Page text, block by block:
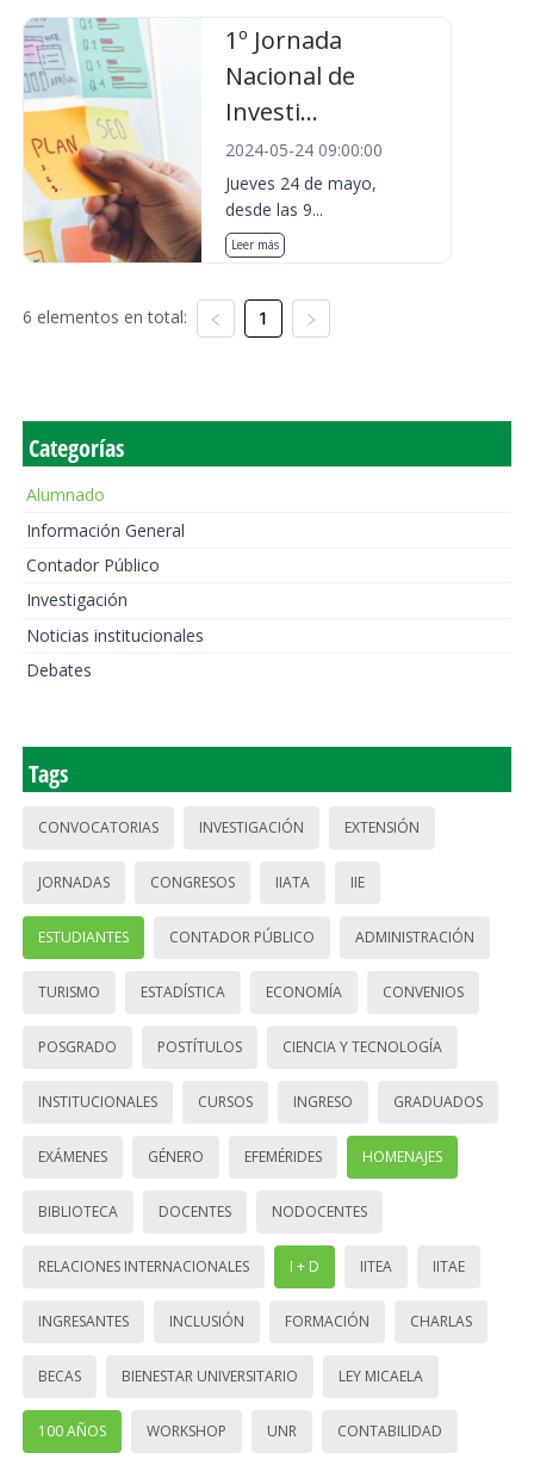
1º Jornada
Nacional de
Investi...
2024-05-24 09:00:00
Jueves 24 de mayo,
desde las 9...
Leer más
6 elementos en total: 1
Categorías
Alumnado
Información General
Contador Público
Investigación
Noticias institucionales
Debates
Tags
CONVOCATORIAS INVESTIGACIÓN EXTENSIÓN
JORNADAS CONGRESOS IIATA IIE
ESTUDIANTES CONTADOR PÚBLICO ADMINISTRACIÓN
TURISMO ESTADÍSTICA ECONOMÍA CONVENIOS
POSGRADO POSTÍTULOS CIENCIA Y TECNOLOGÍA
INSTITUCIONALES CURSOS INGRESO GRADUADOS
EXÁMENES GÉNERO EFEMÉRIDES HOMENAJES
BIBLIOTECA DOCENTES NODOCENTES
RELACIONES INTERNACIONALES I + D IITEA IITAE
INGRESANTES INCLUSIÓN FORMACIÓN CHARLAS
BECAS BIENESTAR UNIVERSITARIO LEY MICAELA
100 AÑOS WORKSHOP UNR CONTABILIDAD